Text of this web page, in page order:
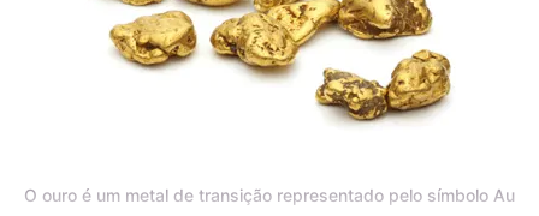
O ouro é um metal de transição representado pelo símbolo Au